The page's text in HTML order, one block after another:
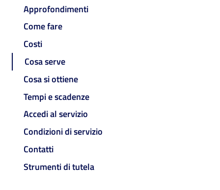
Approfondimenti
Come fare
Costi
Cosa serve
Cosa si ottiene
Tempi e scadenze
Accedi al servizio
Condizioni di servizio
Contatti
Strumenti di tutela